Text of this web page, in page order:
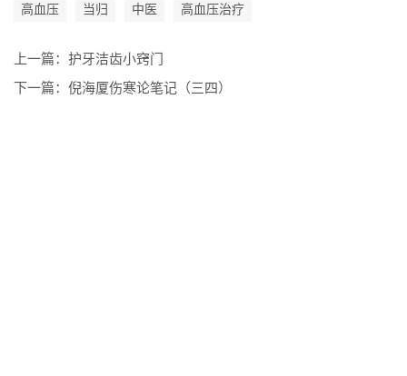
高血压 当归 中医 高血压治疗
上一篇： 护牙洁齿小窍门
下一篇： 倪海厦伤寒论笔记（三四）